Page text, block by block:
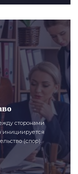
сторонами
инициируется
(спор).